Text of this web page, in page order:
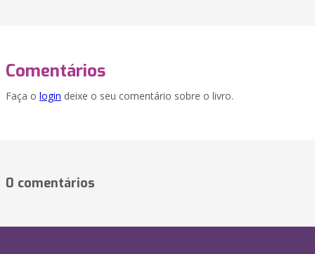
Comentários
Faça o login deixe o seu comentário sobre o livro.
0 comentários